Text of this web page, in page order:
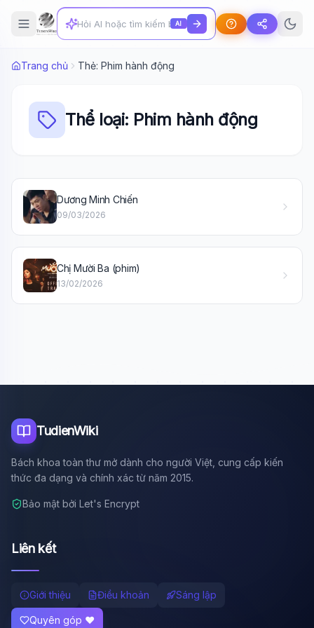
AI
Trang chủ Thẻ: Phim hành động
Thể loại: Phim hành động
Dương Minh Chiến
09/03/2026
Chị Mười Ba (phim)
13/02/2026
TudienWiki
Bách khoa toàn thư mở dành cho người Việt, cung cấp kiến
thức đa dạng và chính xác từ năm 2015.
Bảo mật bởi Let's Encrypt
Liên kết
Giới thiệu Điều khoản Sáng lập
Quyên góp ❤️
🤖Wiki Trợ Lý
Sẵn sàng hỗ trợ